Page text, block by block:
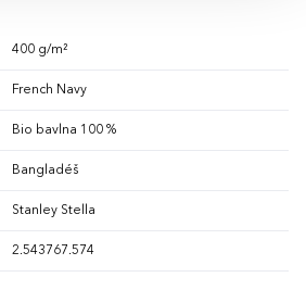
400 g/m²
French Navy
Bio bavlna 100 %
Bangladéš
Stanley Stella
2.543767.574